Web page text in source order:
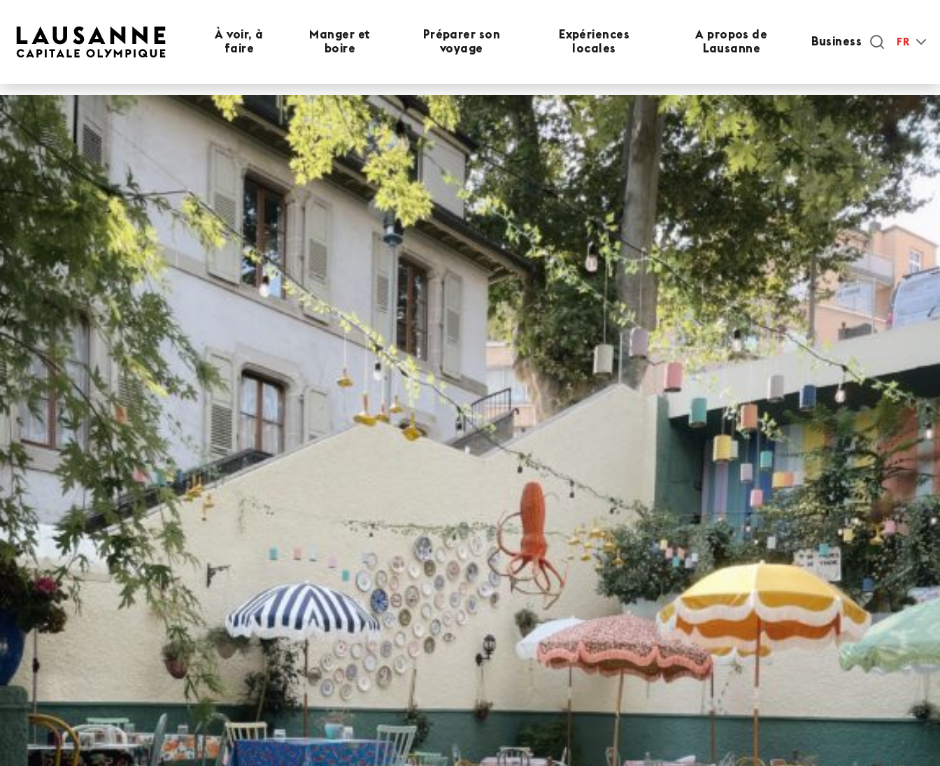
À voir, à
faire
Manger et
boire
Préparer son
voyage
Expériences
locales
A propos de
Lausanne
Business FR